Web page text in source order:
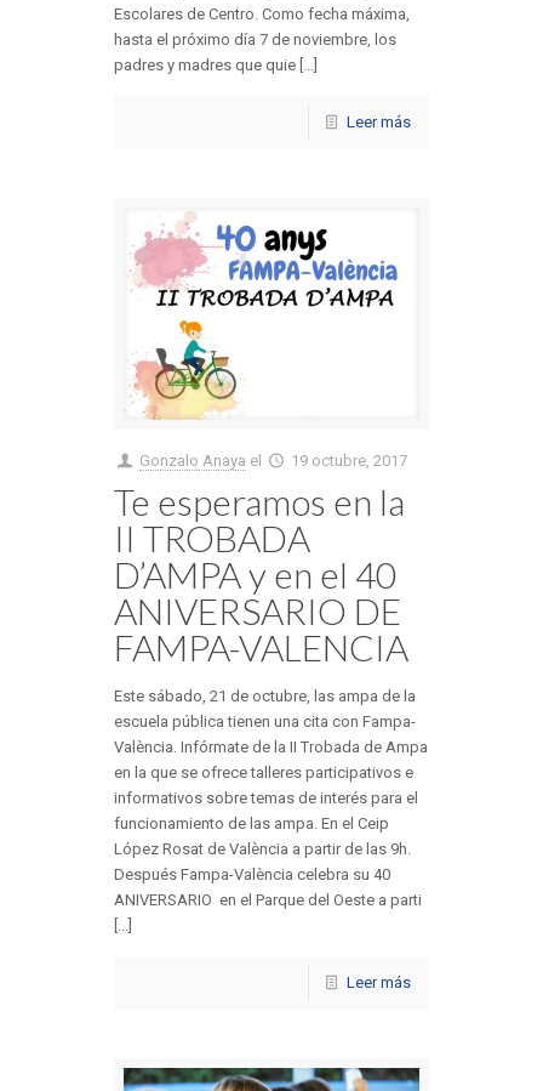
Escolares de Centro. Como fecha máxima,
hasta el próximo día 7 de noviembre, los
padres y madres que quie [...]
Leer más
Gonzalo Anaya el 19 octubre, 2017
Te esperamos en la
II TROBADA
D’AMPA y en el 40
ANIVERSARIO DE
FAMPA-VALENCIA
Este sábado, 21 de octubre, las ampa de la
escuela pública tienen una cita con Fampa-
València. Infórmate de la II Trobada de Ampa
en la que se ofrece talleres participativos e
informativos sobre temas de interés para el
funcionamiento de las ampa. En el Ceip
López Rosat de València a partir de las 9h.
Después Fampa-València celebra su 40
ANIVERSARIO en el Parque del Oeste a parti
[...]
Leer más